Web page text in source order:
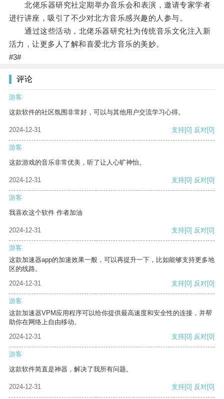
北佬乐器研究社定期举办音乐会和表演，邀请专家学者
进行讲座，吸引了不少对北方音乐感兴趣的人参与。
通过这些活动，北佬乐器研究社为传统音乐文化注入新
活力，让更多人了解和喜爱北方音乐的美妙。
#3#
评论
游客
这款软件的社区氛围非常好，可以与其他用户交流学习心得。
2024-12-31 支持[0] 反对[0]
游客
这款游戏的音乐非常优美，听了让人心旷神怡。
2024-12-31 支持[0] 反对[0]
游客
我喜欢这个软件 作者加油
2024-12-31 支持[0] 反对[0]
游客
这款加速器app的加速效果一般，可以再提升一下，比如能够支持更多地
区的线路。
2024-12-31
支持[0] 反对[0]
游客
这款加速器VPM应用程序可以给你提供最高速度和安全性的连接，并帮
助你在网络上自由移动。
2024-12-31
支持[0] 反对[0]
游客
这款软件简直是神器，解决了我所有问题。
2024-12-31 支持[0] 反对[0]